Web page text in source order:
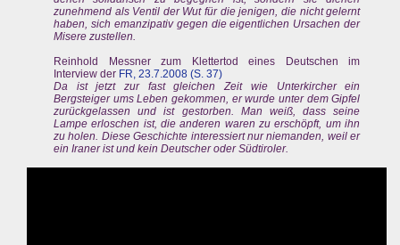
zunehmend als Ventil der Wut für die jenigen, die nicht gelernt
haben, sich emanzipativ gegen die eigentlichen Ursachen der
Misere zustellen.
Reinhold Messner zum Klettertod eines Deutschen im
Interview der FR, 23.7.2008 (S. 37)
Da ist jetzt zur fast gleichen Zeit wie Unterkircher ein
Bergsteiger ums Leben gekommen, er wurde unter dem Gipfel
zurückgelassen und ist gestorben. Man weiß, dass seine
Lampe erloschen ist, die anderen waren zu erschöpft, um ihn
zu holen. Diese Geschichte interessiert nur niemanden, weil er
ein Iraner ist und kein Deutscher oder Südtiroler.